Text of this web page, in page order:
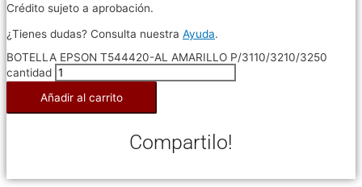
Crédito sujeto a aprobación.
¿Tienes dudas? Consulta nuestra Ayuda.
BOTELLA EPSON T544420-AL AMARILLO P/3110/3210/3250
cantidad
Añadir al carrito
Compartilo!